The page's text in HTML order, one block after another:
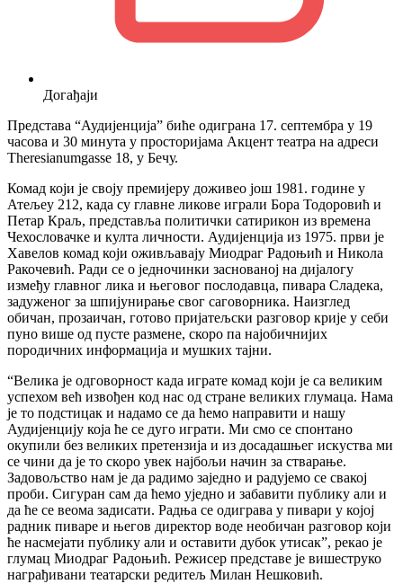
Догађаји
Представа “Аудијенција” биће одиграна 17. септембра у 19
часова и 30 минута у просторијама Акцент театра на адреси
Theresianumgasse 18, у Бечу.
Комад који је своју премијеру доживео још 1981. године у
Атељеу 212, када су главне ликове играли Бора Тодоровић и
Петар Краљ, представља политички сатирикон из времена
Чехословачке и култа личности. Аудијенција из 1975. први је
Хавелов комад који оживљавају Миодраг Радоњић и Никола
Ракочевић. Ради се о једночинки заснованој на дијалогу
између главног лика и његовог послодавца, пивара Сладека,
задуженог за шпијунирање свог саговорника. Наизглед
обичан, прозаичан, готово пријатељски разговор крије у себи
пуно више од пусте размене, скоро па најобичнијих
породичних информација и мушких тајни.
“Велика је одговорност када играте комад који је са великим
успехом већ извођен код нас од стране великих глумаца. Нама
је то подстицак и надамо се да ћемо направити и нашу
Аудијенцију која ће се дуго играти. Ми смо се спонтано
окупили без великих претензија и из досадашњег искуства ми
се чини да је то скоро увек најбољи начин за стварање.
Задовољство нам је да радимо заједно и радујемо се свакој
проби. Сигуран сам да ћемо уједно и забавити публику али и
да ће се веома задисати. Радња се одиграва у пивари у којој
радник пиваре и његов директор воде необичан разговор који
ће насмејати публику али и оставити дубок утисак”, рекао је
глумац Миодраг Радоњић. Режисер представе је вишеструко
награђивани театарски редитељ Милан Нешковић.